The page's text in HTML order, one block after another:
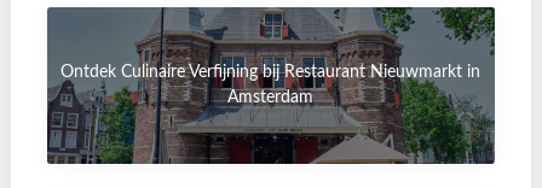
Ontdek Culinaire Verfijning bij Restaurant Nieuwmarkt in
Amsterdam